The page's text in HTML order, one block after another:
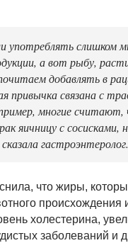
употреблять слишком
а вот рыбу,
добавлять в
привычка связана с
многие считают,
яичницу с сосисками,
гастроэнтеролог.
что жиры,
происхождения
холестерина,
заболеваний и